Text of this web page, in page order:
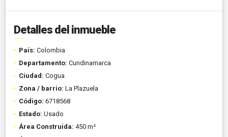
Detalles del inmueble
País: Colombia
Departamento: Cundinamarca
Ciudad: Cogua
Zona / barrio: La Plazuela
Código: 6718568
Estado: Usado
Área Construida: 450 m²